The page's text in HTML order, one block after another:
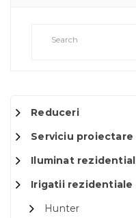
Reduceri
Serviciu proiectare
Iluminat rezidential
Irigatii rezidentiale
Hunter